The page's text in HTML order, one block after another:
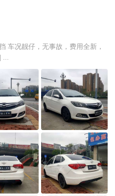
车况靓仔，无事故，费用全新，
...